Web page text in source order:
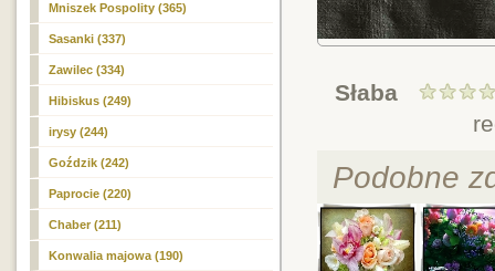
Mniszek Pospolity (365)
Sasanki (337)
Zawilec (334)
Hibiskus (249)
irysy (244)
Goździk (242)
Paprocie (220)
Chaber (211)
Konwalia majowa (190)
Słaba
Podobne